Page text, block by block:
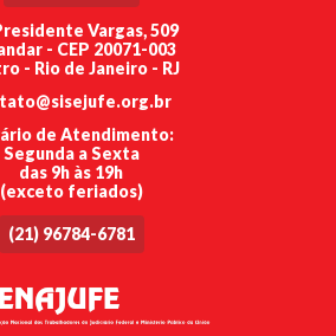
Vargas, 509
- CEP 20071-003
- Rio de Janeiro - RJ
de Atendimento:
Segunda a Sexta
das 9h às 19h
(exceto feriados)
(21) 96784-6781